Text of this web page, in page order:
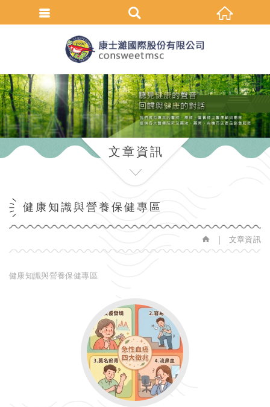
文章資訊
健康知識與營養保健專區
文章資訊
健康知識與營養保健專區